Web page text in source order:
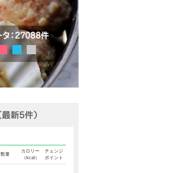
登録データ：27036品目
ピンク ブルーグレー
数量
カロリー
（kcal）
チェンジ
ポイント